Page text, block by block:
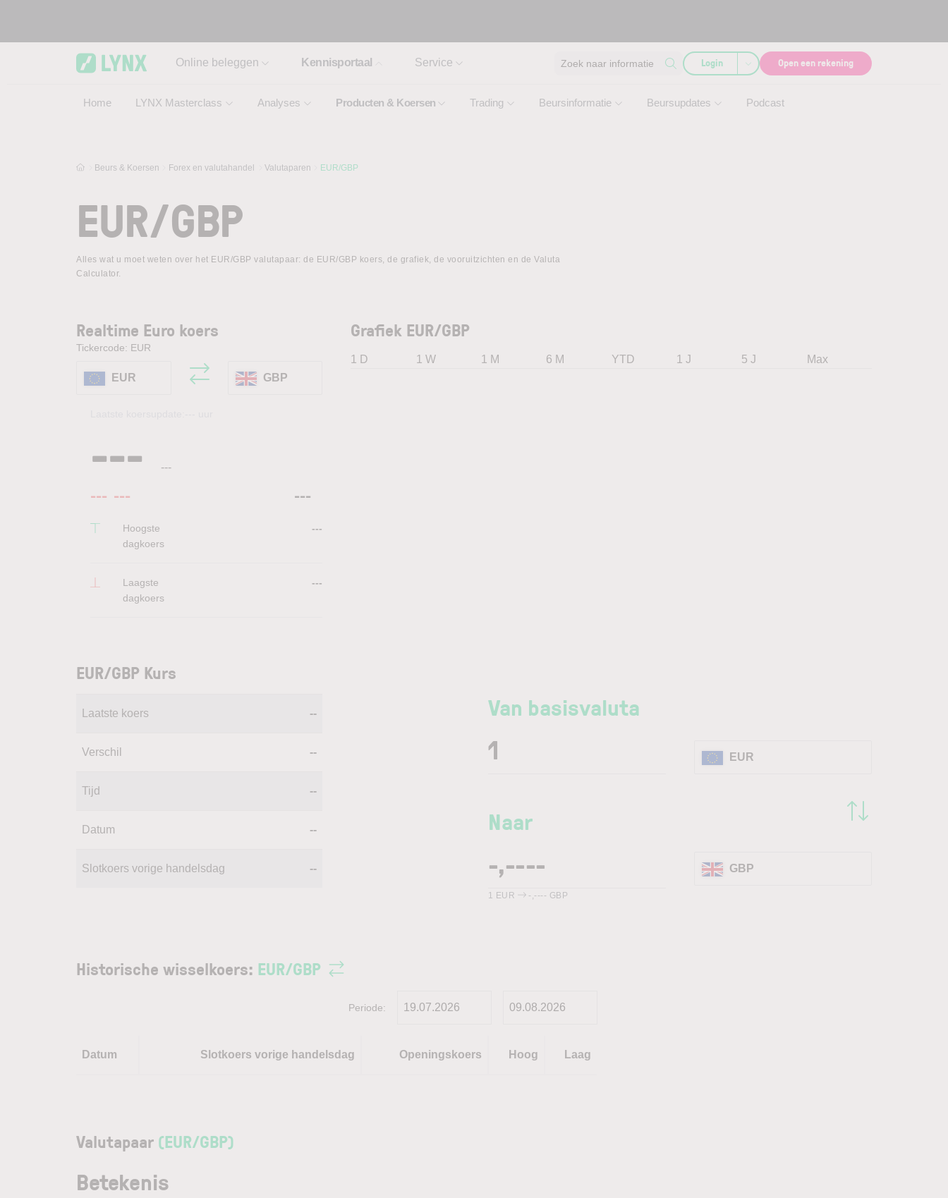
Online beleggen Kennisportaal
Home LYNX Masterclass Analyses Producten & Koersen Trading Beursinformatie Beursupdates Podcast
Service Zoek naar informatie Login Open een rekening
Beurs & Koersen Forex en valutahandel Valutaparen EUR/GBP
EUR/GBP
Alles wat u moet weten over het EUR/GBP valutapaar: de EUR/GBP koers, de grafiek, de vooruitzichten en de Valuta
Calculator.
Realtime Euro koers
Tickercode: EUR
EUR GBP
--- ---
--- --- ---
Hoogste
dagkoers
---
Laagste
dagkoers
---
Grafiek EUR/GBP
1 D 1 W 1 M 6 M YTD 1 J 5 J Max
EUR/GBP Kurs
Laatste koers --
Verschil --
Tijd --
Datum --
Slotkoers vorige handelsdag --
Van basisvaluta
Naar
EUR
GBP
1 EUR -,---- GBP
Historische wisselkoers: EUR/GBP
Periode:
Datum Slotkoers vorige handelsdag Openingskoers Hoog Laag
Valutapaar (EUR/GBP)
Betekenis